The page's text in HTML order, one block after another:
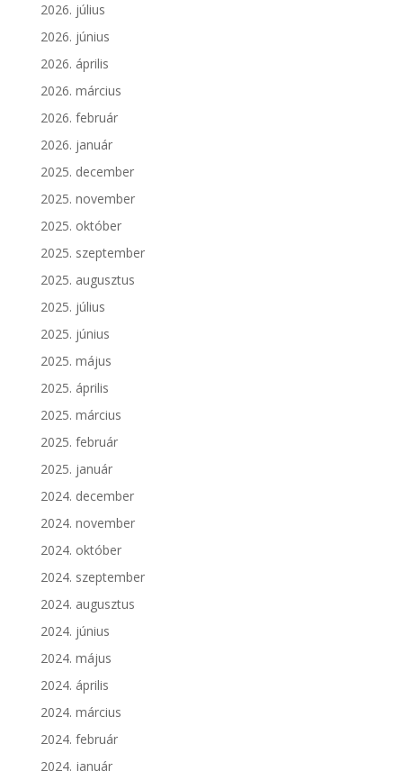
2026. július
2026. június
2026. április
2026. március
2026. február
2026. január
2025. december
2025. november
2025. október
2025. szeptember
2025. augusztus
2025. július
2025. június
2025. május
2025. április
2025. március
2025. február
2025. január
2024. december
2024. november
2024. október
2024. szeptember
2024. augusztus
2024. június
2024. május
2024. április
2024. március
2024. február
2024. január